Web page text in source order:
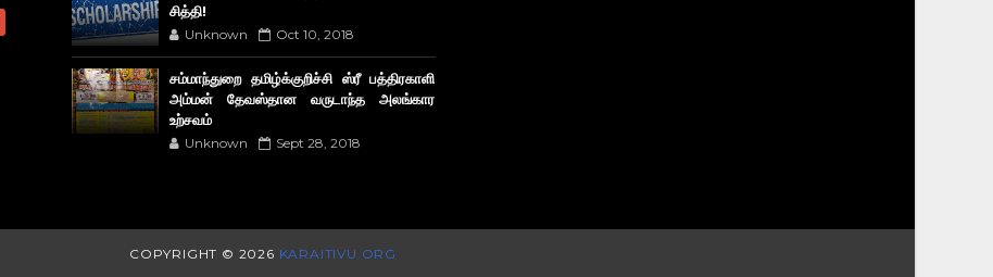
சித்தி!
Unknown Oct 10, 2018
சம்மாந்துறை தமிழ்க்குறிச்சி ஸ்ரீ பத்திரகாளி
அம்மன் தேவஸ்தான வருடாந்த அலங்கார
உற்சவம்
Unknown Sept 28, 2018
COPYRIGHT © 2026 KARAITIVU.ORG